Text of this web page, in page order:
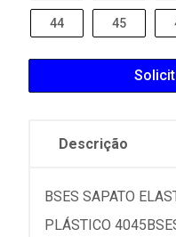
44 45
Descrição
BSES SAPATO
PLÁSTICO